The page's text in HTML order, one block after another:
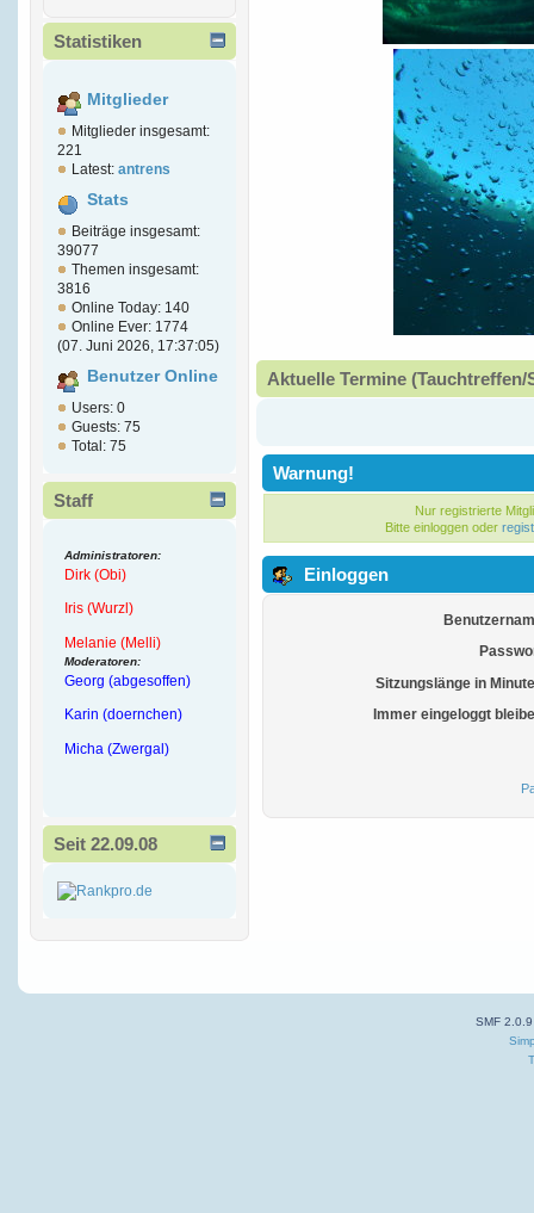
Statistiken
Mitglieder
Mitglieder insgesamt:
221
Latest: antrens
Stats
Beiträge insgesamt:
39077
Themen insgesamt:
3816
Online Today: 140
Online Ever: 1774
(07. Juni 2026, 17:37:05)
Benutzer Online
Users: 0
Guests: 75
Total: 75
Staff
Administratoren:
Dirk (Obi)
Iris (Wurzl)
Melanie (Melli)
Moderatoren:
Georg (abgesoffen)
Karin (doernchen)
Micha (Zwergal)
Seit 22.09.08
Aktuelle Termine
Warnung!
Nur registrierte
Bitte einloggen oder
Einloggen
Sitzungslänge in
Immer eingeloggt
SMF 2.0.9